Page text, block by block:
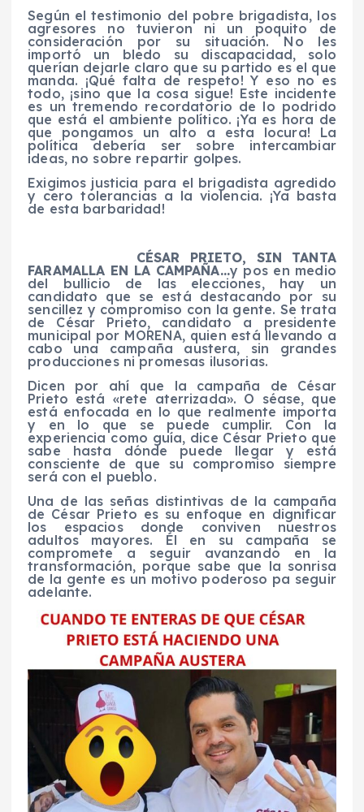
Según el testimonio del pobre brigadista, los
agresores no tuvieron ni un poquito de
consideración por su situación. No les
importó un bledo su discapacidad, solo
querían dejarle claro que su partido es el que
manda. ¡Qué falta de respeto! Y eso no es
todo, ¡sino que la cosa sigue! Este incidente
es un tremendo recordatorio de lo podrido
que está el ambiente político. ¡Ya es hora de
que pongamos un alto a esta locura! La
política debería ser sobre intercambiar
ideas, no sobre repartir golpes.
Exigimos justicia para el brigadista agredido
y cero tolerancias a la violencia. ¡Ya basta
de esta barbaridad!
CÉSAR PRIETO, SIN TANTA
FARAMALLA EN LA CAMPAÑA…y pos en medio
del bullicio de las elecciones, hay un
candidato que se está destacando por su
sencillez y compromiso con la gente. Se trata
de César Prieto, candidato a presidente
municipal por MORENA, quien está llevando a
cabo una campaña austera, sin grandes
producciones ni promesas ilusorias.
Dicen por ahí que la campaña de César
Prieto está «rete aterrizada». O séase, que
está enfocada en lo que realmente importa
y en lo que se puede cumplir. Con la
experiencia como guía, dice César Prieto que
sabe hasta dónde puede llegar y está
consciente de que su compromiso siempre
será con el pueblo.
Una de las señas distintivas de la campaña
de César Prieto es su enfoque en dignificar
los espacios donde conviven nuestros
adultos mayores. Él en su campaña se
compromete a seguir avanzando en la
transformación, porque sabe que la sonrisa
de la gente es un motivo poderoso pa seguir
adelante.